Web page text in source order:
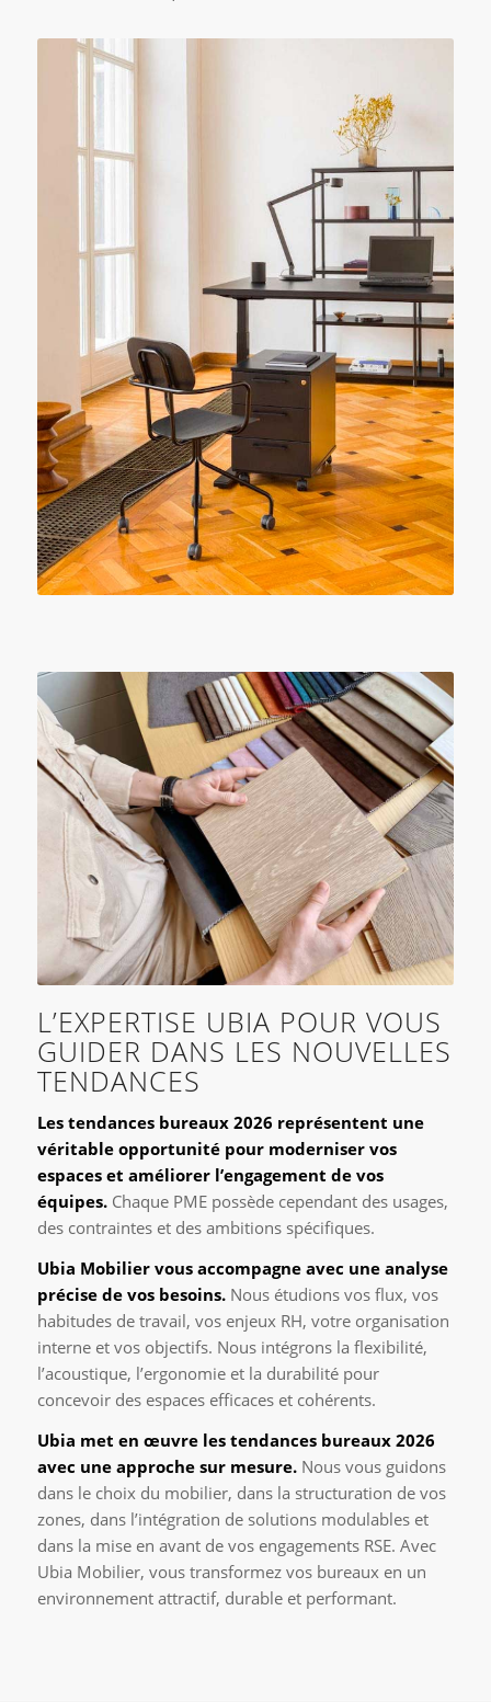
L’EXPERTISE UBIA POUR VOUS
GUIDER DANS LES NOUVELLES
TENDANCES
Les tendances bureaux 2026 représentent une
véritable opportunité pour moderniser vos
espaces et améliorer l’engagement de vos
équipes.Chaque PME possède cependant des usages,
des contraintes et des ambitions spécifiques.
Ubia Mobilier vous accompagne avec une analyse
précise de vos besoins.Nous étudions vos flux, vos
habitudes de travail, vos enjeux RH, votre organisation
interne et vos objectifs. Nous intégrons la flexibilité,
l’acoustique, l’ergonomie et la durabilité pour
concevoir des espaces efficaces et cohérents.
Ubia met en œuvre les tendances bureaux 2026
avec une approche sur mesure.Nous vous guidons
dans le choix du mobilier, dans la structuration de vos
zones, dans l’intégration de solutions modulables et
dans la mise en avant de vos engagements RSE. Avec
Ubia Mobilier, vous transformez vos bureaux en un
environnement attractif, durable et performant.